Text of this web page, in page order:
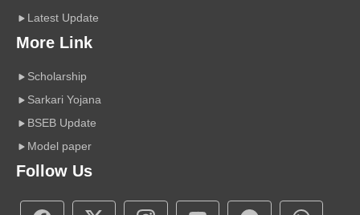
Latest Update
More Link
Scholarship
Sarkari Yojana
BSEB Update
Model paper
Follow Us